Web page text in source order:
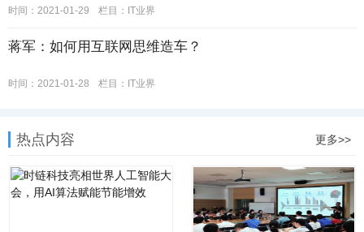
时间：2021-01-29 栏目：IT业界
蒋军：如何用互联网思维造车？
时间：2021-01-28 栏目：IT业界
热点内容 更多>>